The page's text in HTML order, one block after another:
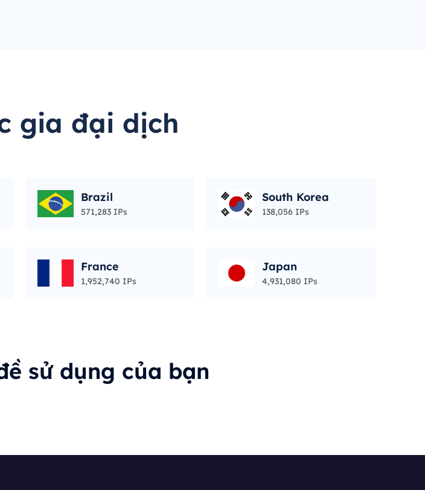
gia đại dịch
Brazil
571,283 IPs
South Korea
138,056 IPs
France
1,952,740 IPs
Japan
4,931,080 IPs
sử dụng của bạn